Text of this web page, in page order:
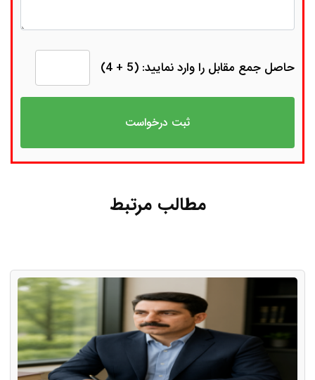
حاصل جمع مقابل را وارد نمایید: (5 + 4)
مطالب مرتبط